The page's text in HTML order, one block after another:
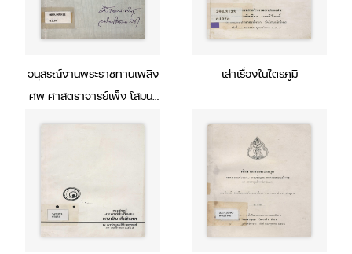
วัดเครือวัลย์วรวิหาร 19
ตุลาคม 2518
อนุสรณ์งานพระราชทานเพลิง
ศพ ศาสตราจารย์เพ็ง โสมนะ
พฤษภาคม 2518
เล่าเรื่องในไตรภูมิ